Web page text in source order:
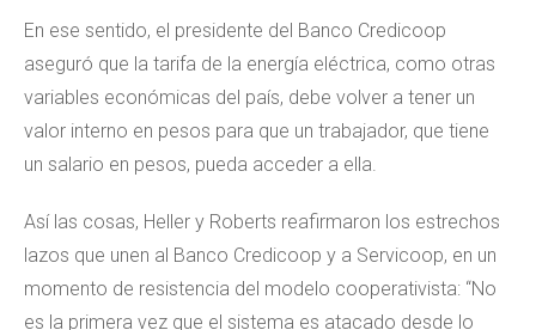
En ese sentido, el presidente del Banco Credicoop
aseguró que la tarifa de la energía eléctrica, como otras
variables económicas del país, debe volver a tener un
valor interno en pesos para que un trabajador, que tiene
un salario en pesos, pueda acceder a ella.
Así las cosas, Heller y Roberts reafirmaron los estrechos
lazos que unen al Banco Credicoop y a Servicoop, en un
momento de resistencia del modelo cooperativista: “No
es la primera vez que el sistema es atacado desde lo